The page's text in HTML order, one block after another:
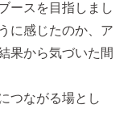
ースを目指しまし
に感じたのか、ア
果から気づいた間
つながる場とし